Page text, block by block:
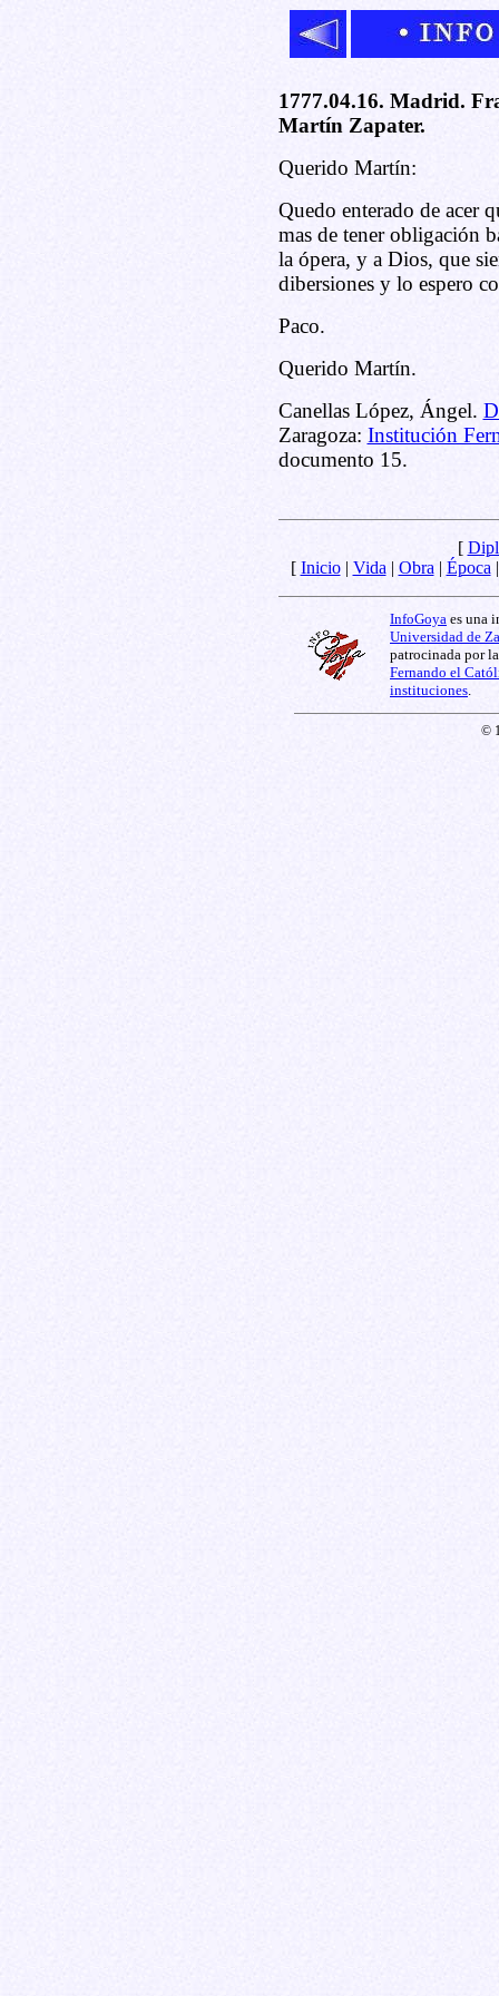
1777.04.16. Madrid.
Martín Zapater.
Querido Martín:
Quedo enterado de acer
mas de tener obligación
la ópera, y a Dios, que
dibersiones y lo espero
Paco.
Querido Martín.
Canellas López, Ángel.
Zaragoza: Institución
documento 15.
[
[ Inicio| Vida | Obra | Época
InfoGoya es una
Universidad de
patrocinada por
Fernando el
instituciones
©